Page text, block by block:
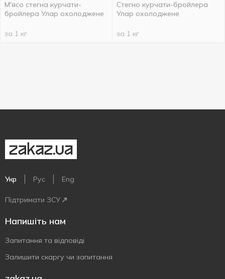
М'ясо стегна курчати-
бройлера Улар охолоджене
за 1 кг
Стегно курчати-бройлера
Улар охолоджене
за 1 кг
Укр Рус Eng
Підтримати ЗСУ
Напишіть нам
Запитання та відповіді
Залишити скаргу чи запитання